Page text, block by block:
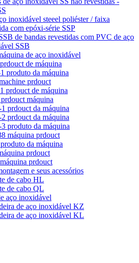
inoxidável steeel poliéster / faixa
com epóxi-série SSP
de bandas revestidas com PVC de aço
SSB
de aço inoxidável
de máquina
produto da máquina
prdouct
prdouct de máquina
máquina
prdouct da máquina
prdouct da máquina
produto da máquina
máquina prdouct
da máquina
prdouct
prdouct
e seus acessórios
de cabo HL
de cabo QL
aço inoxidável
de aço inoxidável KZ
de aço inoxidável KL